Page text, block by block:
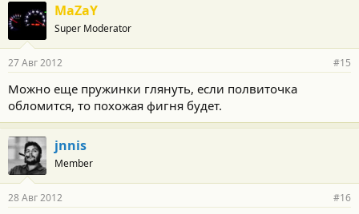
MaZaY
Super Moderator
27 Авг 2012 #15
Можно еще пружинки глянуть, если полвиточка
обломится, то похожая фигня будет.
jnnis
Member
28 Авг 2012 #16